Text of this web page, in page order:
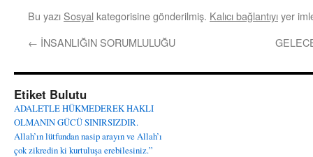
Bu yazı Sosyal kategorisine gönderilmiş. Kalıcı bağlantıyıyer
← İNSANLIĞIN SORUMLULUĞU
Etiket Bulutu
ADALETLE HÜKMEDEREK HAKLI
OLMANIN GÜCÜ SINIRSIZDIR.
Allah’ın lütfundan nasip arayın ve Allah’ı
çok zikredin ki kurtuluşa erebilesiniz.”